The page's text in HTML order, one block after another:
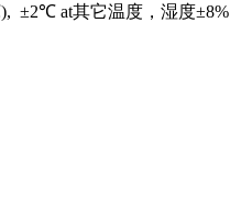
±2℃ at其它温度，湿度±8%